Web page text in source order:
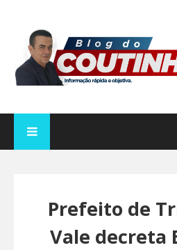
Prefeito de
Vale decreta